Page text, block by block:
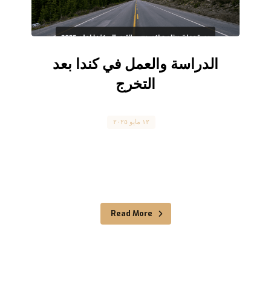
الدراسة والعمل في كندا بعد
التخرج
١٢ مايو ٢٠٢٥
Read More